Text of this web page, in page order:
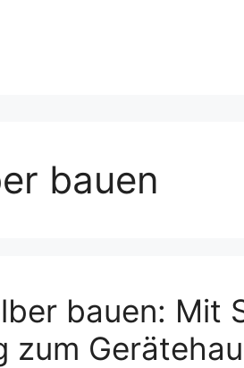
bauen
bauen: Mit